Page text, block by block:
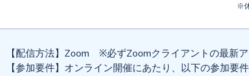
※
【配信方法】Zoom ※必ずZoomクライアントの最新ア
【参加要件】オンライン開催にあたり、以下の参加要